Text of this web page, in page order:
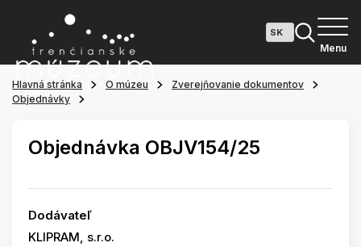
Menu
Hlavná stránka O múzeu
Zverejňovanie dokumentov
Objednávky
Objednávka OBJV154/25
Dodávateľ
KLIPRAM, s.r.o.